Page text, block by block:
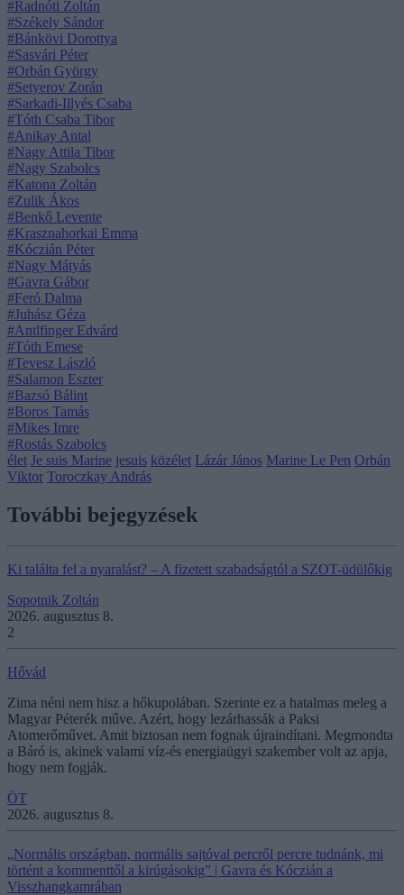
#Radnóti Zoltán
#Székely Sándor
#Bánkövi Dorottya
#Sasvári Péter
#Orbán György
#Setyerov Zorán
#Sarkadi-Illyés Csaba
#Tóth Csaba Tibor
#Anikay Antal
#Nagy Attila Tibor
#Nagy Szabolcs
#Katona Zoltán
#Zulik Ákos
#Benkő Levente
#Krasznahorkai Emma
#Kóczián Péter
#Nagy Mátyás
#Gavra Gábor
#Feró Dalma
#Juhász Géza
#Antlfinger Edvárd
#Tóth Emese
#Tevesz László
#Salamon Eszter
#Bazsó Bálint
#Boros Tamás
#Mikes Imre
#Rostás Szabolcs
élet Je suis Marine jesuis közélet Lázár János Marine Le Pen Orbán
Viktor Toroczkay András
További bejegyzések
Ki találta fel a nyaralást? – A fizetett szabadságtól a SZOT-üdülőkig
Sopotnik Zoltán
2026. augusztus 8.
2
Hővád
Zima néni nem hisz a hőkupolában. Szerinte ez a hatalmas meleg a
Magyar Péterék műve. Azért, hogy lezárhassák a Paksi
Atomerőművet. Amit biztosan nem fognak újraindítani. Megmondta
a Báró is, akinek valami víz-és energiaügyi szakember volt az apja,
hogy nem fogják.
ÖT
2026. augusztus 8.
„Normális országban, normális sajtóval percről percre tudnánk, mi
történt a kommenttől a kirúgásokig” | Gavra és Kóczián a
Visszhangkamrában